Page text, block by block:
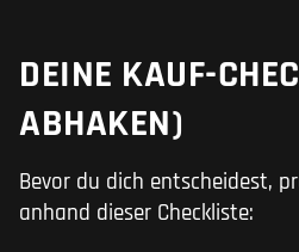
DEINE KAUF-
ABHAKEN)
Bevor du dich entscheidest,
anhand dieser Checkliste: